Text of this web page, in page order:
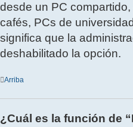
desde un PC
cafés, PCs de
significa que la
deshabilitado la opción.
Arriba
¿Cuál es la función de